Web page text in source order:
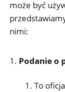
może być
nimi:
Podanie o
To